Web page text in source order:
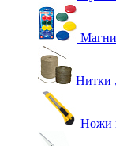
Нитки
Ножи